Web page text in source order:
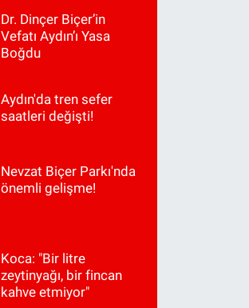
Dr. Dinçer Biçer’in
Vefatı Aydın’ı Yasa
Boğdu
Aydın'da tren sefer
saatleri değişti!
Nevzat Biçer Parkı'nda
önemli gelişme!
Koca: "Bir litre
zeytinyağı, bir fincan
kahve etmiyor"